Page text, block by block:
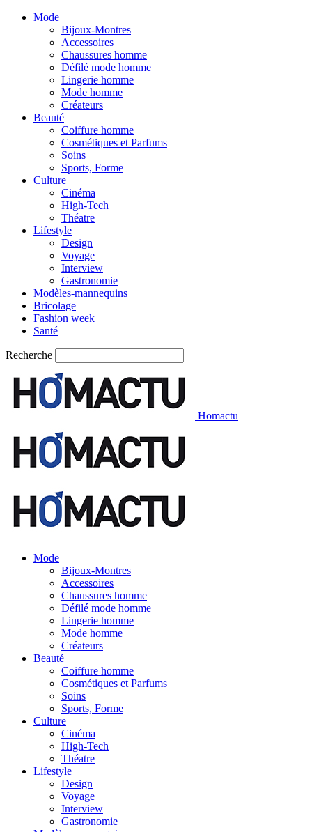
Mode
Bijoux-Montres
Accessoires
Chaussures homme
Défilé mode homme
Lingerie homme
Mode homme
Créateurs
Beauté
Coiffure homme
Cosmétiques et Parfums
Soins
Sports, Forme
Culture
Cinéma
High-Tech
Théatre
Lifestyle
Design
Voyage
Interview
Gastronomie
Modèles-mannequins
Bricolage
Fashion week
Santé
Recherche
Homactu
Mode
Bijoux-Montres
Accessoires
Chaussures homme
Défilé mode homme
Lingerie homme
Mode homme
Créateurs
Beauté
Coiffure homme
Cosmétiques et Parfums
Soins
Sports, Forme
Culture
Cinéma
High-Tech
Théatre
Lifestyle
Design
Voyage
Interview
Gastronomie